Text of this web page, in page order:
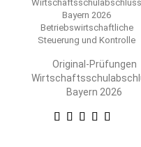
Original-Prüfungen
Bayern 2026
Steuerung und